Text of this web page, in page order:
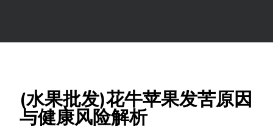
(水果批发)花牛苹果发苦原因
与健康风险解析